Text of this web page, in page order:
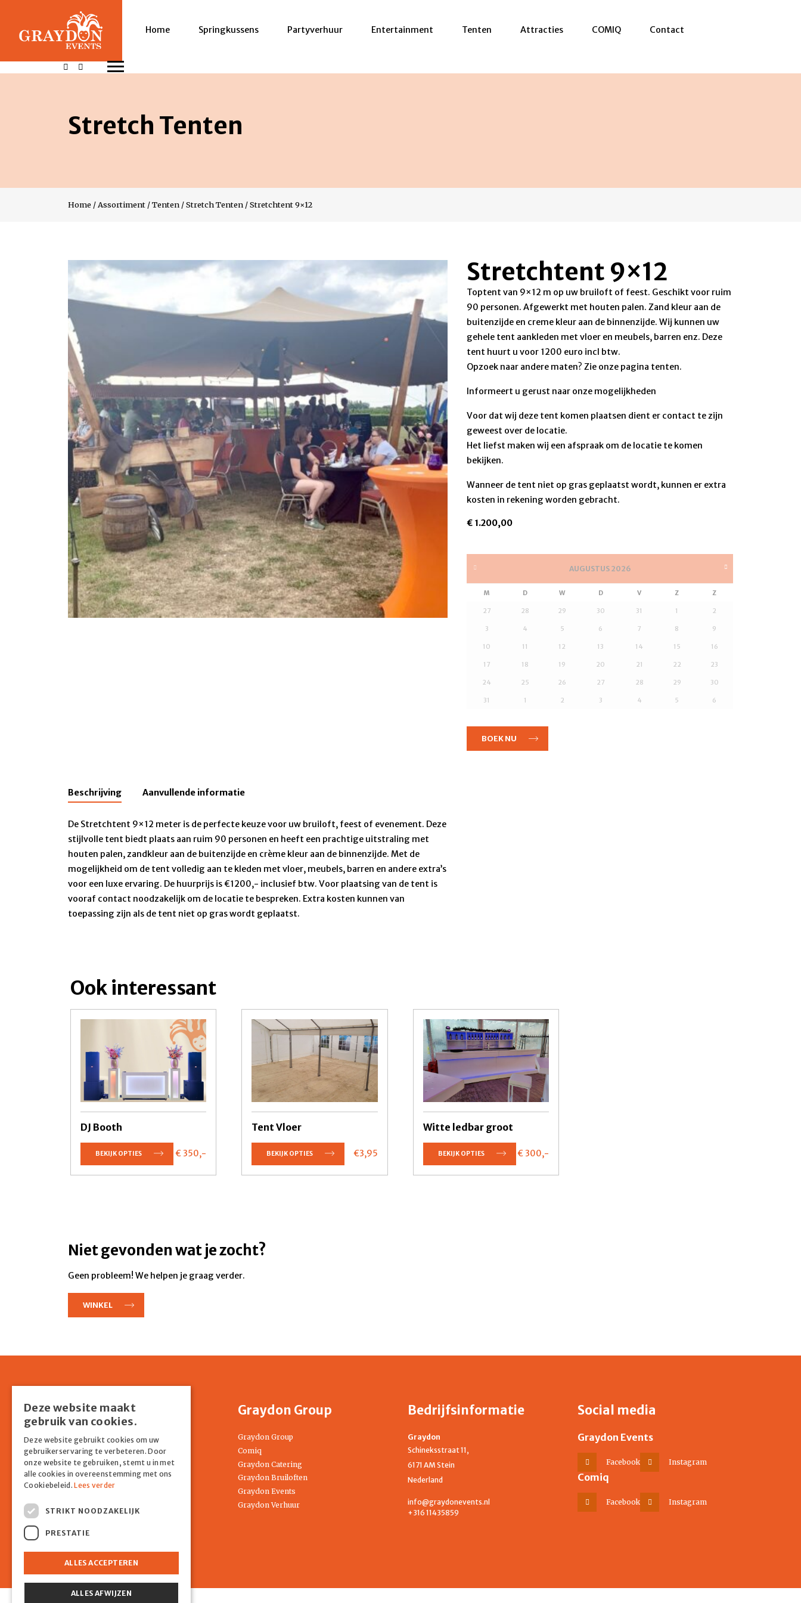
Home Springkussens Partyverhuur Entertainment Tenten Attracties COMIQ Contact
Stretch Tenten
Home / Assortiment /Tenten /Stretch Tenten /Stretchtent 9×12
Stretchtent 9×12
Toptent van 9×12 m op uw bruiloft of feest. Geschikt voor ruim
90 personen. Afgewerkt met houten palen. Zand kleur aan de
buitenzijde en creme kleur aan de binnenzijde. Wij kunnen uw
gehele tent aankleden met vloer en meubels, barren enz. Deze
tent huurt u voor 1200 euro incl btw.
Opzoek naar andere maten? Zie onze pagina tenten.
Informeert u gerust naar onze mogelijkheden
Voor dat wij deze tent komen plaatsen dient er contact te zijn
geweest over de locatie.
Het liefst maken wij een afspraak om de locatie te komen
bekijken.
Wanneer de tent niet op gras geplaatst wordt, kunnen er extra
kosten in rekening worden gebracht.
€ 1.200,00
AUGUSTUS 2026
M D W D V Z Z
27 28 29 30 31 1 2
3 4 5 6 7 8 9
10 11 12 13 14 15 16
17 18 19 20 21 22 23
24 25 26 27 28 29 30
31 1 2 3 4 5 6
BOEK NU
Beschrijving Aanvullende informatie
De Stretchtent 9×12 meter is de perfecte keuze voor uw bruiloft, feest of evenement. Deze
stijlvolle tent biedt plaats aan ruim 90 personen en heeft een prachtige uitstraling met
houten palen, zandkleur aan de buitenzijde en crème kleur aan de binnenzijde. Met de
mogelijkheid om de tent volledig aan te kleden met vloer, meubels, barren en andere extra’s
voor een luxe ervaring. De huurprijs is €1200,- inclusief btw. Voor plaatsing van de tent is
vooraf contact noodzakelijk om de locatie te bespreken. Extra kosten kunnen van
toepassing zijn als de tent niet op gras wordt geplaatst.
Ook interessant
DJ Booth
BEKIJK OPTIES € 350,-
Tent Vloer
BEKIJK OPTIES €3,95
Witte ledbar groot
BEKIJK OPTIES € 300,-
Niet gevonden wat je zocht?
Geen probleem! We helpen je graag verder.
WINKEL
Shop
Home
Springkussens
Partyverhuur
Entertainment
Contact
Graydon Group
Graydon Group
Comiq
Graydon Catering
Graydon Bruiloften
Graydon Events
Graydon Verhuur
Bedrijfsinformatie
Graydon
Schineksstraat 11,
6171 AM Stein
Nederland
info@graydonevents.nl
+316 11435859
Social media
Graydon Events
Facebook Instagram
Comiq
Facebook Instagram
Deze website maakt
gebruik van cookies.
Deze website gebruikt cookies om uw
gebruikerservaring te verbeteren. Door
onze website te gebruiken, stemt u in met
alle cookies in overeenstemming met ons
Cookiebeleid.Lees verder
STRIKT NOODZAKELIJK
PRESTATIE
ALLES ACCEPTEREN
ALLES AFWIJZEN